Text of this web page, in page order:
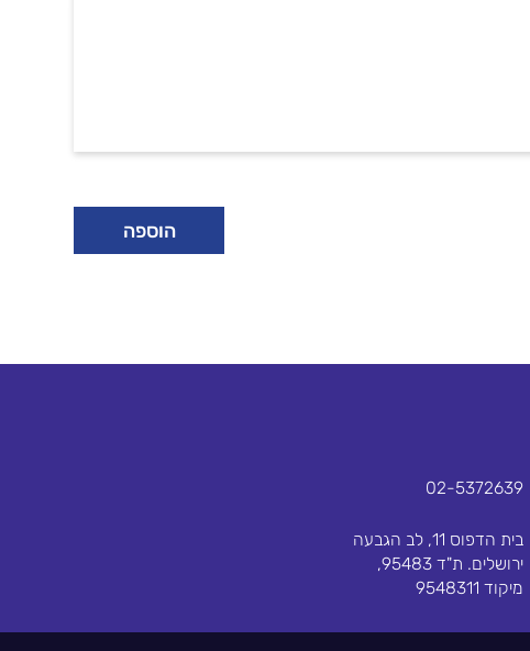
הוספה
02-5372639
בית הדפוס 11, לב הגבעה
ירושלים. ת"ד 95483,
מיקוד 9548311